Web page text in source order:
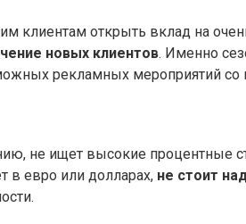
клиентам открыть вклад на
новых клиентов. Именно
рекламных мероприятий
не ищет высокие процентные
в евро или долларах, не стоит